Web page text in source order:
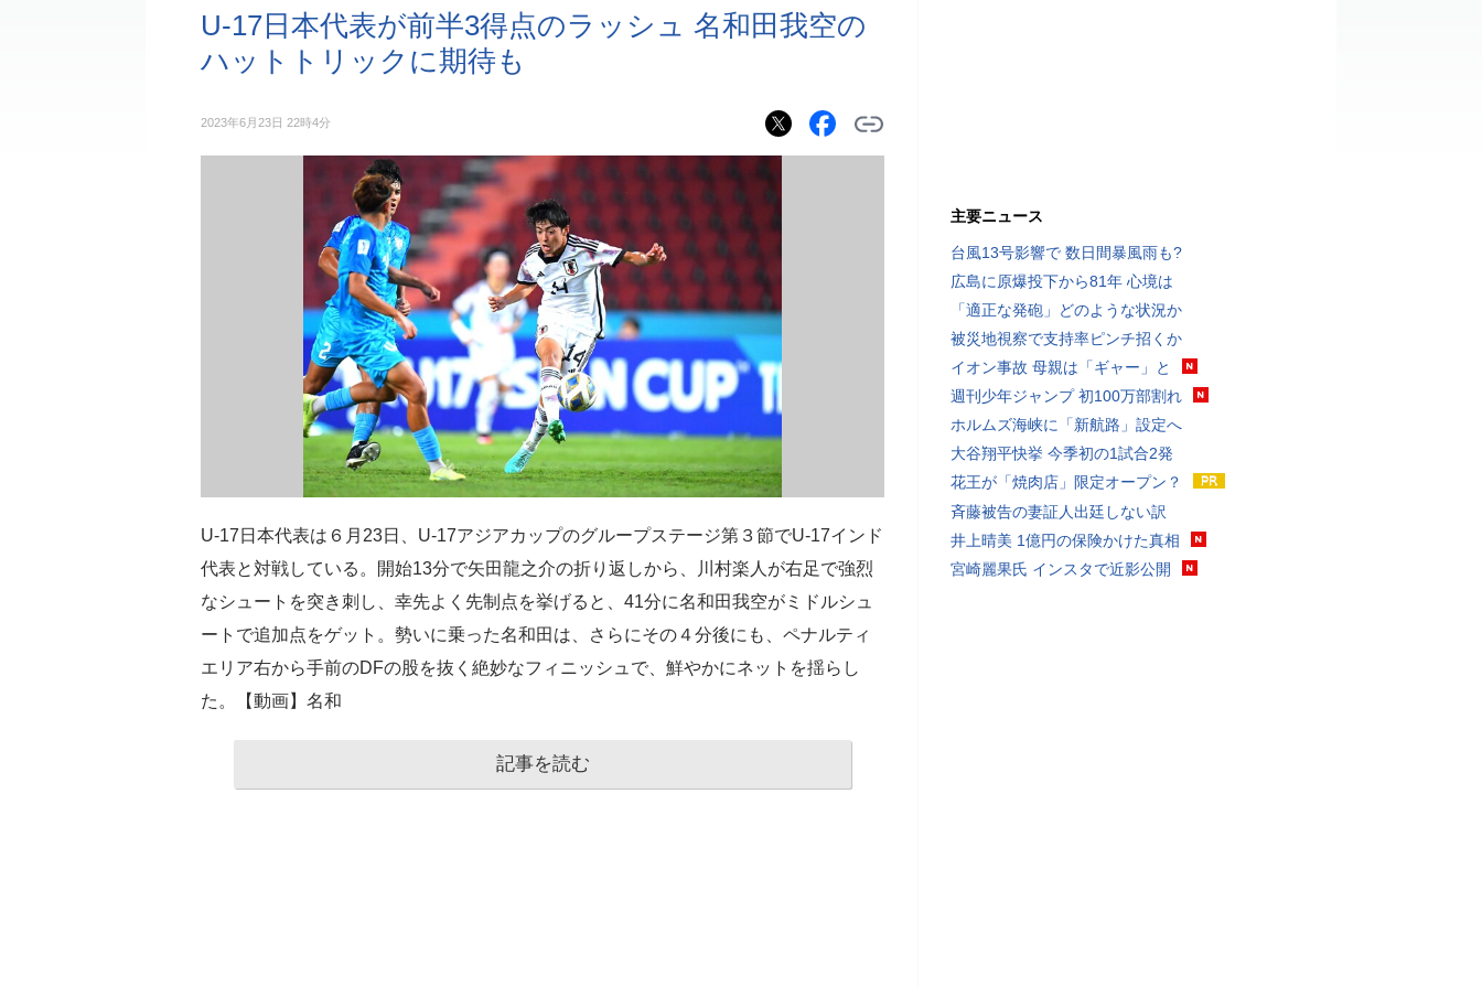
U-17日本代表が前半3得点のラッシュ 名和田我空の
ハットトリックに期待も
2023年6月23日 22時4分
U-17日本代表は６月23日、U-17アジアカップのグループステージ第３節でU-17インド
代表と対戦している。開始13分で矢田龍之介の折り返しから、川村楽人が右足で強烈
なシュートを突き刺し、幸先よく先制点を挙げると、41分に名和田我空がミドルシュ
ートで追加点をゲット。勢いに乗った名和田は、さらにその４分後にも、ペナルティ
エリア右から手前のDFの股を抜く絶妙なフィニッシュで、鮮やかにネットを揺らし
た。【動画】名和
記事を読む
主要ニュース
台風13号影響で 数日間暴風雨も?
広島に原爆投下から81年 心境は
「適正な発砲」どのような状況か
被災地視察で支持率ピンチ招くか
イオン事故 母親は「ギャー」と
週刊少年ジャンプ 初100万部割れ
ホルムズ海峡に「新航路」設定へ
大谷翔平快挙 今季初の1試合2発
花王が「焼肉店」限定オープン？
斉藤被告の妻証人出廷しない訳
井上晴美 1億円の保険かけた真相
宮崎麗果氏 インスタで近影公開